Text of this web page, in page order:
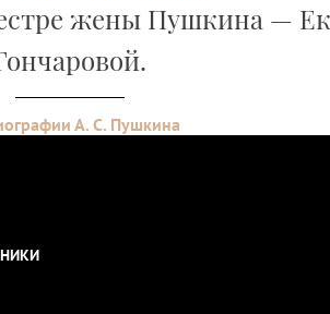
жены Пушкина —
А. С. Пушкина